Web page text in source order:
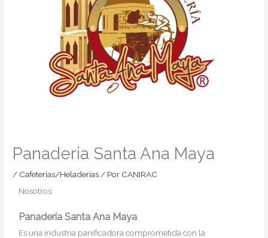
Panaderia Santa Ana Maya
/ Cafeterías/Heladerías / Por CANIRAC
Nosotros:
Panadería Santa Ana Maya
Es una industria panificadora comprometida con la